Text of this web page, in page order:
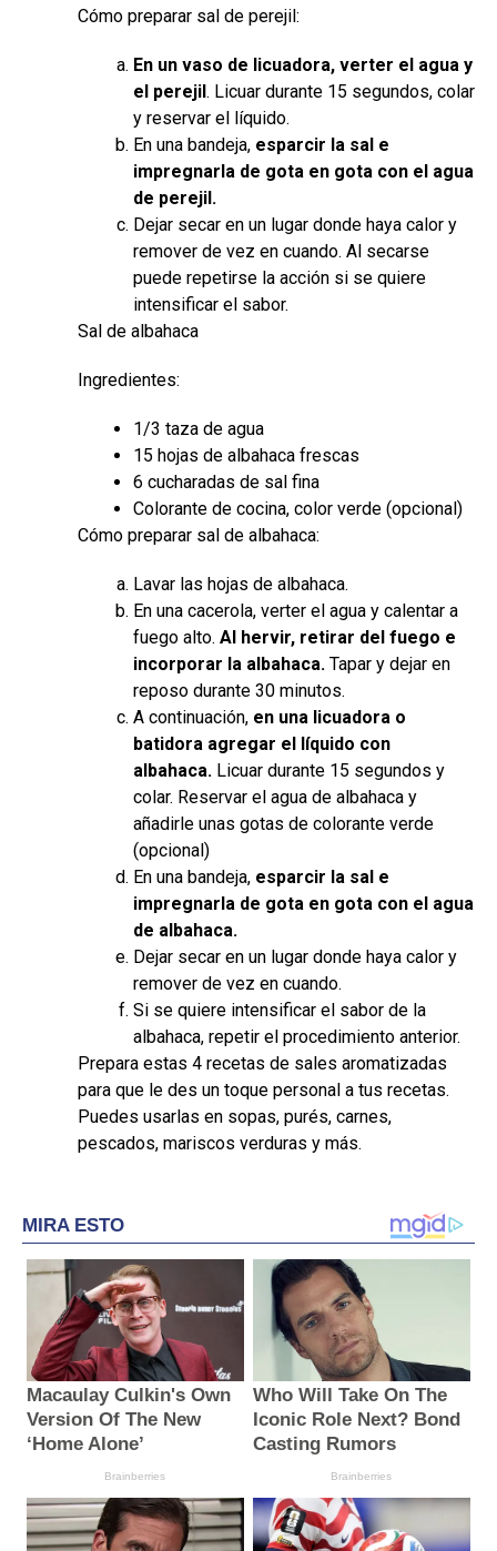
Cómo preparar sal de perejil:
En un vaso de licuadora, verter el agua y
el perejil. Licuar durante 15 segundos, colar
y reservar el líquido.
En una bandeja, esparcir la sal e
impregnarla de gota en gota con el agua
de perejil.
Dejar secar en un lugar donde haya calor y
remover de vez en cuando. Al secarse
puede repetirse la acción si se quiere
intensificar el sabor.
Sal de albahaca
Ingredientes:
1/3 taza de agua
15 hojas de albahaca frescas
6 cucharadas de sal fina
Colorante de cocina, color verde (opcional)
Cómo preparar sal de albahaca:
Lavar las hojas de albahaca.
En una cacerola, verter el agua y calentar a
fuego alto. Al hervir, retirar del fuego e
incorporar la albahaca. Tapar y dejar en
reposo durante 30 minutos.
A continuación, en una licuadora o
batidora agregar el líquido con
albahaca. Licuar durante 15 segundos y
colar. Reservar el agua de albahaca y
añadirle unas gotas de colorante verde
(opcional)
En una bandeja, esparcir la sal e
impregnarla de gota en gota con el agua
de albahaca.
Dejar secar en un lugar donde haya calor y
remover de vez en cuando.
Si se quiere intensificar el sabor de la
albahaca, repetir el procedimiento anterior.
Prepara estas 4 recetas de sales aromatizadas
para que le des un toque personal a tus recetas.
Puedes usarlas en sopas, purés, carnes,
pescados, mariscos verduras y más.